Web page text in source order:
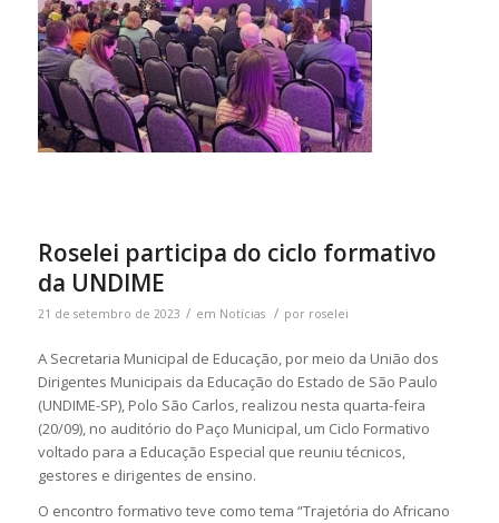
Roselei participa do ciclo formativo
da UNDIME
21 de setembro de 2023 / em Notícias / por roselei
A Secretaria Municipal de Educação, por meio da União dos
Dirigentes Municipais da Educação do Estado de São Paulo
(UNDIME-SP), Polo São Carlos, realizou nesta quarta-feira
(20/09), no auditório do Paço Municipal, um Ciclo Formativo
voltado para a Educação Especial que reuniu técnicos,
gestores e dirigentes de ensino.
O encontro formativo teve como tema “Trajetória do Africano